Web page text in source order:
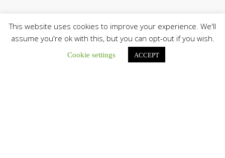
comunicación al servicio del bien común y la dignidad
humana»
En un mensaje enviado al Congreso Mundial...
This website uses cookies to improve your experience. We'll
assume you're ok with this, but you can opt-out if you wish.
Cookie settings ACCEPT